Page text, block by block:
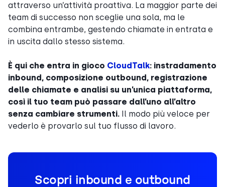
attraverso un’attività proattiva. La maggior parte dei
team di successo non sceglie una sola, ma le
combina entrambe, gestendo chiamate in entrata e
in uscita dallo stesso sistema.
È qui che entra in gioco CloudTalk: instradamento
inbound, composizione outbound, registrazione
delle chiamate e analisi su un’unica piattaforma,
così il tuo team può passare dall’uno all’altro
senza cambiare strumenti. Il modo più veloce per
vederlo è provarlo sul tuo flusso di lavoro.
Scopri inbound e outbound